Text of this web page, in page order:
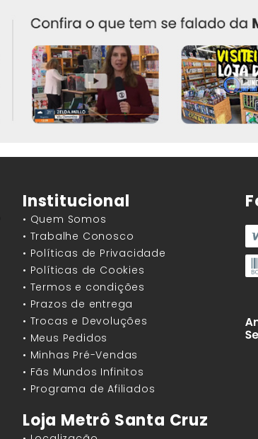
Institucional
• Quem Somos
• Trabalhe Conosco
• Políticas de Privacidade
• Políticas de Cookies
• Termos e condições
• Prazos de entrega
• Trocas e Devoluções
• Meus Pedidos
• Minhas Pré-Vendas
• Fãs Mundos Infinitos
• Programa de Afiliados
Loja Metrô Santa Cruz